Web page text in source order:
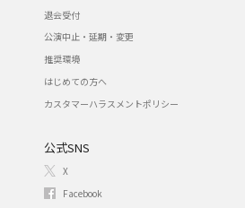
退会受付
公演中止・延期・変更
推奨環境
はじめての方へ
カスタマーハラスメントポリシー
公式SNS
X
Facebook